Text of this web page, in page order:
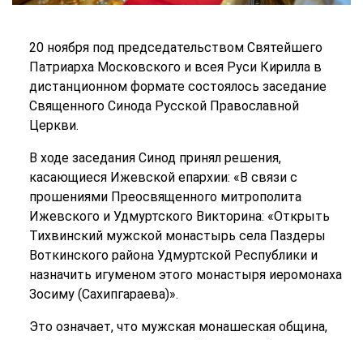
20 ноября под председательством Святейшего
Патриарха Московского и всея Руси Кирилла в
дистанционном формате состоялось заседание
Священного Синода Русской Православной
Церкви.
В ходе заседания Синод принял решения,
касающиеся Ижевской епархии: «В связи с
прошениями Преосвященного митрополита
Ижевского и Удмуртского Викторина: «Открыть
Тихвинский мужской монастырь села Паздеры
Воткинского района Удмуртской Республики и
назначить игуменом этого монастыря иеромонаха
Зосиму (Сахипгараева)».
Это означает, что мужская монашеская община,